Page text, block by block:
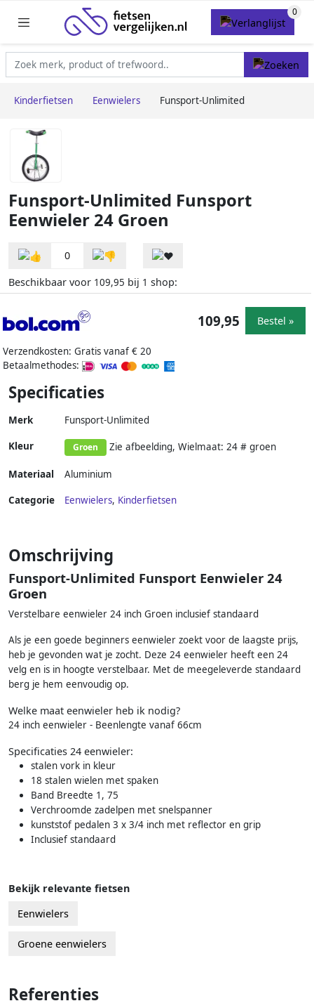
Kinderfietsen Eenwielers Funsport-Unlimited
Funsport-Unlimited Funsport
Eenwieler 24 Groen
0
Beschikbaar voor 109,95 bij 1 shop:
Verzendkosten: Gratis vanaf € 20
Betaalmethodes:
109,95 Bestel »
Specificaties
Merk Funsport-Unlimited
Kleur Groen Zie afbeelding, Wielmaat: 24 # groen
Materiaal Aluminium
Categorie Eenwielers, Kinderfietsen
Omschrijving
Funsport-Unlimited Funsport Eenwieler 24
Groen
Verstelbare eenwieler 24 inch Groen inclusief standaard
Als je een goede beginners eenwieler zoekt voor de laagste prijs,
heb je gevonden wat je zocht. Deze 24 eenwieler heeft een 24
velg en is in hoogte verstelbaar. Met de meegeleverde standaard
berg je hem eenvoudig op.
Welke maat eenwieler heb ik nodig?
24 inch eenwieler - Beenlengte vanaf 66cm
Specificaties 24 eenwieler:
stalen vork in kleur
18 stalen wielen met spaken
Band Breedte 1, 75
Verchroomde zadelpen met snelspanner
kunststof pedalen 3 x 3/4 inch met reflector en grip
Inclusief standaard
Bekijk relevante fietsen
Eenwielers
Groene eenwielers
Referenties